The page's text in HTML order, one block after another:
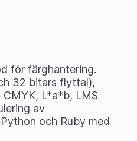
för färghantering.
32 bitars flyttal),
L*a*b, LMS
av
och Ruby med